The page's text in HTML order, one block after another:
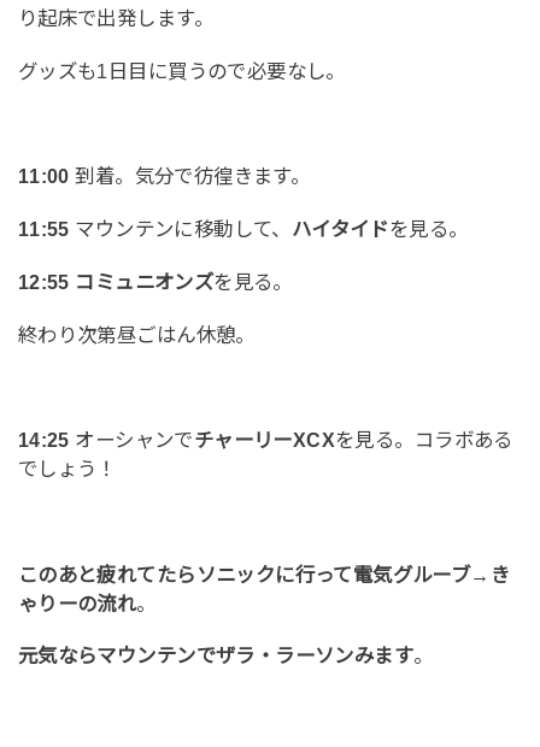
り起床で出発します。
グッズも1日目に買うので必要なし。
11:00 到着。気分で彷徨きます。
11:55 マウンテンに移動して、 ハイタイドを見る。
12:55 コミュニオンズを見る。
終わり次第昼ごはん休憩。
14:25 オーシャンでチャーリーXCXを見る。コラボある
でしょう！
このあと疲れてたらソニックに行って電気グルーブ→き
ゃりーの流れ。
元気ならマウンテンでザラ・ラーソンみます。